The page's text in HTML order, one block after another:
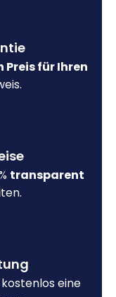
Preis für Ihren
transparent
eine